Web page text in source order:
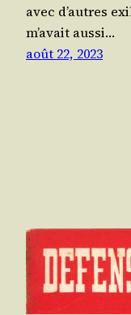
avec d’autres
m’a­vait aus­si…
août 22, 2023